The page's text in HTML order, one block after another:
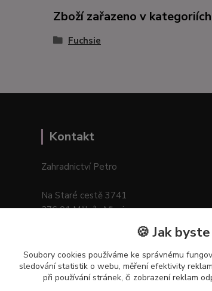
Zboží zařazeno v kategoriích
Fuchsie
Kontakt
Zahradnictví Petro
Na Staré cestě 3741
276 01 Mělník–Mlazice
🍪 Jak
Soubory cookies používáme ke správnému
sledování statistik o webu, měření efektivity
při používání stránek, či zobrazení reklam